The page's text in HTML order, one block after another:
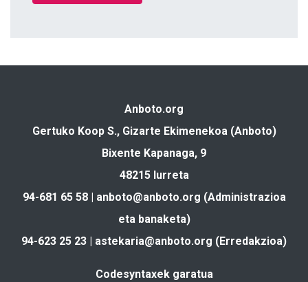
Anboto.org
Gertuko Koop S., Gizarte Ekimenekoa (Anboto)
Bixente Kapanaga, 9
48215 Iurreta
94-681 65 58 | anboto@anboto.org (Administrazioa
eta banaketa)
94-623 25 23 | astekaria@anboto.org (Erredakzioa)
Codesyntaxek garatua